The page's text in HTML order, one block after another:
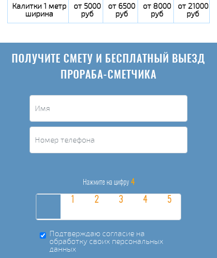
Калитки 1 метр
ширина
от 5000
руб
от 6500
руб
от 8000
руб
от 21000
руб
ПОЛУЧИТЕ СМЕТУ И БЕСПЛАТНЫЙ ВЫЕЗД
ПРОРАБА-СМЕТЧИКА
Нажмите на цифру 4
Подтверждаю согласие на
обработку своих персональных
данных